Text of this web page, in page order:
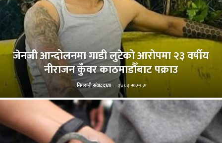
जेनजी आन्दोलनमा गाडी लुटेको आरोपमा २३ वर्षीय
नीराजन कुँवर काठमाडौँबाट पक्राउ
निगरानी संवाददाता - २०८३ साउन ७